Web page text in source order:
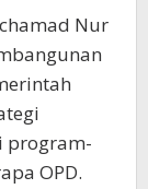
Nur
program-
OPD.